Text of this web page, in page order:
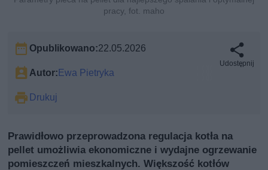
pracy, fot. maho
Opublikowano:22.05.2026
Autor:Ewa Pietryka
Drukuj
Udostępnij
Prawidłowo przeprowadzona regulacja kotła na
pellet umożliwia ekonomiczne i wydajne ogrzewanie
pomieszczeń mieszkalnych. Większość kotłów